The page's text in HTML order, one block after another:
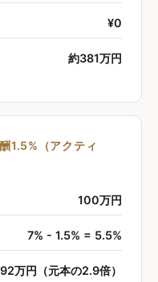
¥0
約381万円
1.5%（アクティ
100万円
7% - 1.5% = 5.5%
万円（元本の2.9倍）